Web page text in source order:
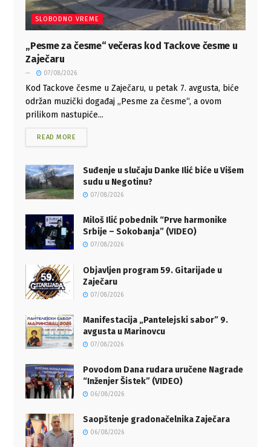
SLOBODNO VREME
„Pesme za česme“ večeras kod Tackove česme u
Zaječaru
07/08/2026
Kod Tackove česme u Zaječaru, u petak 7. avgusta, biće
održan muzički događaj „Pesme za česme“, a ovom
prilikom nastupiće...
READ MORE
Suđenje u slučaju Danke Ilić biće u Višem
sudu u Negotinu?
07/08/2026
Miloš Ilić pobednik “Prve harmonike
Srbije – Sokobanja” (VIDEO)
07/08/2026
Objavljen program 59. Gitarijade u
Zaječaru
07/08/2026
Manifestacija „Pantelejski sabor” 9.
avgusta u Marinovcu
07/08/2026
Povodom Dana rudara uručene Nagrade
“Inženjer Šistek” (VIDEO)
06/08/2026
Saopštenje gradonačelnika Zaječara
06/08/2026